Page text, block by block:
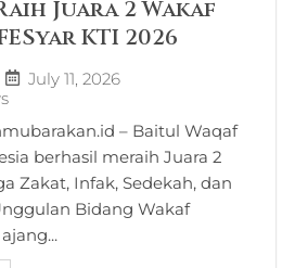
Juara 2 Wakaf
KTI 2026
July 11, 2026
– Baitul Waqaf
berhasil meraih Juara 2
Zakat, Infak, Sedekah, dan
Bidang Wakaf